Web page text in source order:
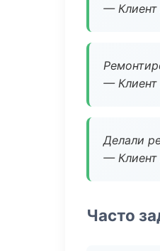
— Клиент
— Клиент
Делали
— Клиент
Часто